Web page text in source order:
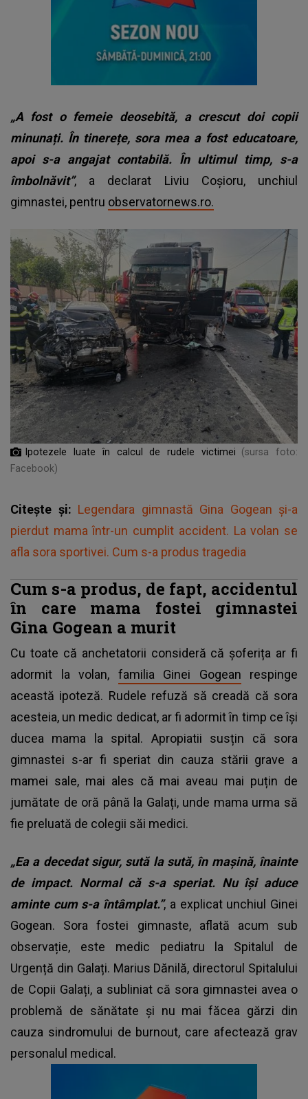
„A fost o femeie deosebită, a crescut doi copii
minunați. În tinerețe, sora mea a fost educatoare,
apoi s-a angajat contabilă. În ultimul timp, s-a
îmbolnăvit”, a declarat Liviu Coșioru, unchiul
gimnastei, pentru observatornews.ro.
Ipotezele luate în calcul de rudele victimei
(sursa foto:
Facebook)
Citește și: Legendara gimnastă Gina Gogean și-a
pierdut mama într-un cumplit accident. La volan se
afla sora sportivei. Cum s-a produs tragedia
Cum s-a produs, de fapt, accidentul
în care mama fostei gimnastei
Gina Gogean a murit
Cu toate că anchetatorii consideră că șoferița ar fi
adormit la volan, familia Ginei Gogean respinge
această ipoteză. Rudele refuză să creadă că sora
acesteia, un medic dedicat, ar fi adormit în timp ce își
ducea mama la spital. Apropiatii susțin că sora
gimnastei s-ar fi speriat din cauza stării grave a
mamei sale, mai ales că mai aveau mai puțin de
jumătate de oră până la Galați, unde mama urma să
fie preluată de colegii săi medici.
„Ea a decedat sigur, sută la sută, în mașină, înainte
de impact. Normal că s-a speriat. Nu își aduce
aminte cum s-a întâmplat.”, a explicat unchiul Ginei
Gogean. Sora fostei gimnaste, aflată acum sub
observație, este medic pediatru la Spitalul de
Urgență din Galați. Marius Dănilă, directorul Spitalului
de Copii Galați, a subliniat că sora gimnastei avea o
problemă de sănătate și nu mai făcea gărzi din
cauza sindromului de burnout, care afectează grav
personalul medical.